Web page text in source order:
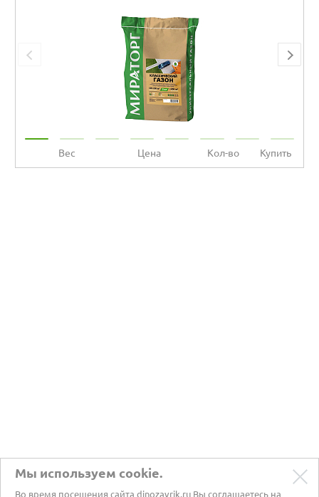
Вес Цена Кол-во Купить
Мы используем cookie.
Во время посещения сайта dinozavrik.ru Вы соглашаетесь на